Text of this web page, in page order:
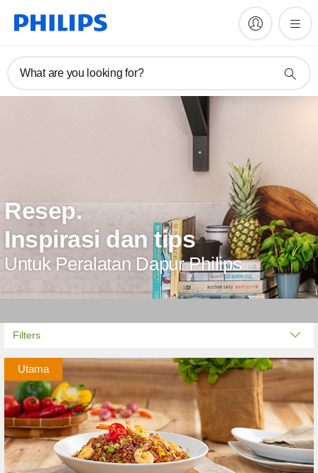
What are you looking for?
Resep.
Inspirasi dan tips
Untuk Peralatan Dapur Philips
Filters
Utama